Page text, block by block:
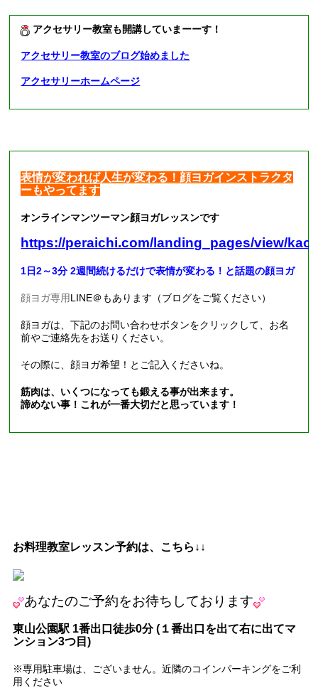
アクセサリー教室も開講していまーーす！
アクセサリー教室のブログ始めました
アクセサリーホームページ
表情が変われば人生が変わる！顔ヨガインストラクタ
ーもやってます
オンラインマンツーマン顔ヨガレッスンです
https://peraichi.com/landing_pages/view/
1日2～3分 2週間続けるだけで表情が変わる！と話題の顔ヨガ
顔ヨガ専用LINE＠もあります（ブログをご覧ください）
顔ヨガは、下記のお問い合わせボタンをクリックして、お名
前やご連絡先をお送りください。
その際に、顔ヨガ希望！とご記入くださいね。
筋肉は、いくつになっても鍛える事が出来ます。
諦めない事！これが一番大切だと思っています！
お料理教室レッスン予約は、こちら↓↓
あなたのご予約をお待ちしております
東山公園駅 1番出口徒歩0分 ( １番出口を出て右に出てマ
ンション3つ目)
※専用駐車場は、ございません。近隣のコインパーキングをご利
用ください